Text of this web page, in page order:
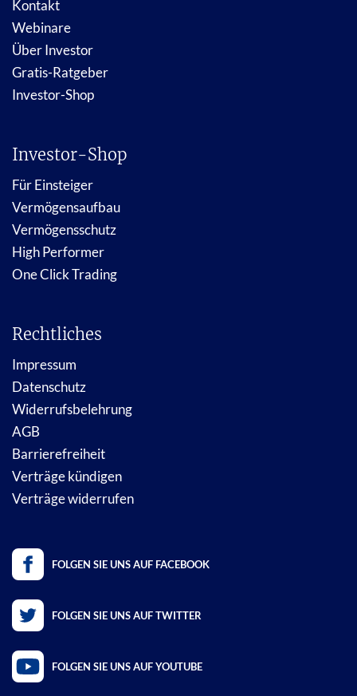
Kontakt
Webinare
Über Investor
Gratis-Ratgeber
Investor-Shop
Investor-Shop
Für Einsteiger
Vermögensaufbau
Vermögensschutz
High Performer
One Click Trading
Rechtliches
Impressum
Datenschutz
Widerrufsbelehrung
AGB
Barrierefreiheit
Verträge kündigen
Verträge widerrufen
FOLGEN SIE UNS AUF FACEBOOK
FOLGEN SIE UNS AUF TWITTER
FOLGEN SIE UNS AUF YOUTUBE